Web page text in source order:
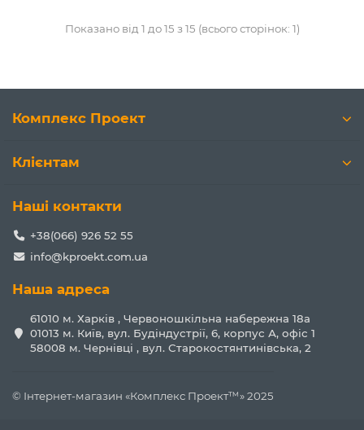
Показано від 1 до 15 з 15 (всього сторінок: 1)
Комплекс Проект
Клієнтам
Наші контакти
+38(066) 926 52 55
info@kproekt.com.ua
Наша адреса
61010 м. Харків , Червоношкільна набережна 18а
01013 м. Київ, вул. Будіндустрії, 6, корпус А, офіс 1
58008 м. Чернівці , вул. Старокостянтинівська, 2
© Інтернет-магазин «Комплекс Проект™» 2025